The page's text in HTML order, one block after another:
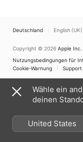
Deutschland English (UK)
Copyright © 2026 Apple Inc.
Nutzungsbedingungen für
Cookie-Warnung
Support
Wähle ein
deinen
United States